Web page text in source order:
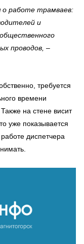
о работе трамваев:
и
проводов, –
требуется
времени
на стене висит
уже показывается
диспетчера